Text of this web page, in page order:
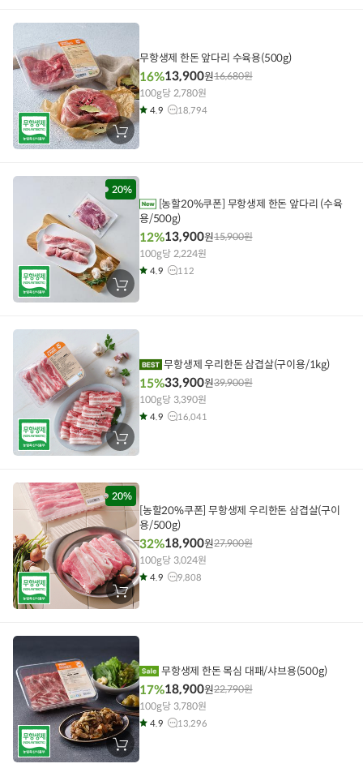
에
장
바
에
담
기
무항생제 한돈 앞다리 수육용(500g)
16%13,900원16,680원
100g당 2,780원
4.9 18,794
20%
장
바
에
담
기
[농할20%쿠폰] 무항생제 한돈 앞다리 (수육
용/500g)
12%13,900원15,900원
100g당 2,224원
4.9 112
장
바
에
담
기
무항생제 우리한돈 삼겹살(구이용/1kg)
15%33,900원39,900원
100g당 3,390원
4.9 16,041
20%
장
바
에
기
[농할20%쿠폰] 무항생제 우리한돈 삼겹살(구이
용/500g)
32%18,900원27,900원
100g당 3,024원
4.9 9,808
장
바
무항생제 한돈 목심 대패/샤브용(500g)
17%18,900원22,790원
100g당 3,780원
4.9 13,296